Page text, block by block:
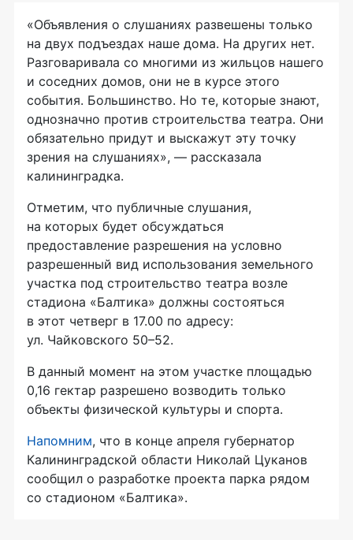
«Объявления о слушаниях развешены только
на двух подъездах наше дома. На других нет.
Разговаривала со многими из жильцов нашего
и соседних домов, они не в курсе этого
события. Большинство. Но те, которые знают,
однозначно против строительства театра. Они
обязательно придут и выскажут эту точку
зрения на слушаниях», — рассказала
калининградка.
Отметим, что публичные слушания,
на которых будет обсуждаться
предоставление разрешения на условно
разрешенный вид использования земельного
участка под строительство театра возле
стадиона «Балтика» должны состояться
в этот четверг в 17.00 по адресу:
ул. Чайковского 50–52.
В данный момент на этом участке площадью
0,16 гектар разрешено возводить только
объекты физической культуры и спорта.
Напомним, что в конце апреля губернатор
Калининградской области Николай Цуканов
сообщил о разработке проекта парка рядом
со стадионом «Балтика».